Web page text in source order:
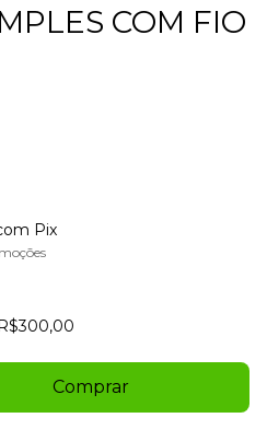
COM FIO
Pix
R$300,00